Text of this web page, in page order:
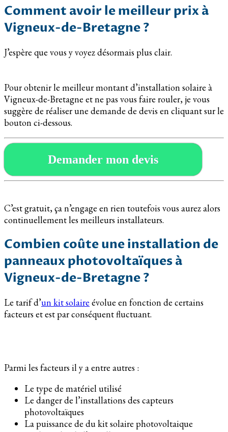
Comment avoir le meilleur prix à
Vigneux-de-Bretagne ?
J’espère que vous y voyez désormais plus clair.
Pour obtenir le meilleur montant d’installation solaire à
Vigneux-de-Bretagne et ne pas vous faire rouler, je vous
suggère de réaliser une demande de devis en cliquant sur le
bouton ci-dessous.
Demander mon devis
C’est gratuit, ça n’engage en rien toutefois vous aurez alors
continuellement les meilleurs installateurs.
Combien coûte une installation de
panneaux photovoltaïques à
Vigneux-de-Bretagne ?
Le tarif d’un kit solaire évolue en fonction de certains
facteurs et est par conséquent fluctuant.
Parmi les facteurs il y a entre autres :
Le type de matériel utilisé
Le danger de l’installations des capteurs
photovoltaïques
La puissance de du kit solaire photovoltaique